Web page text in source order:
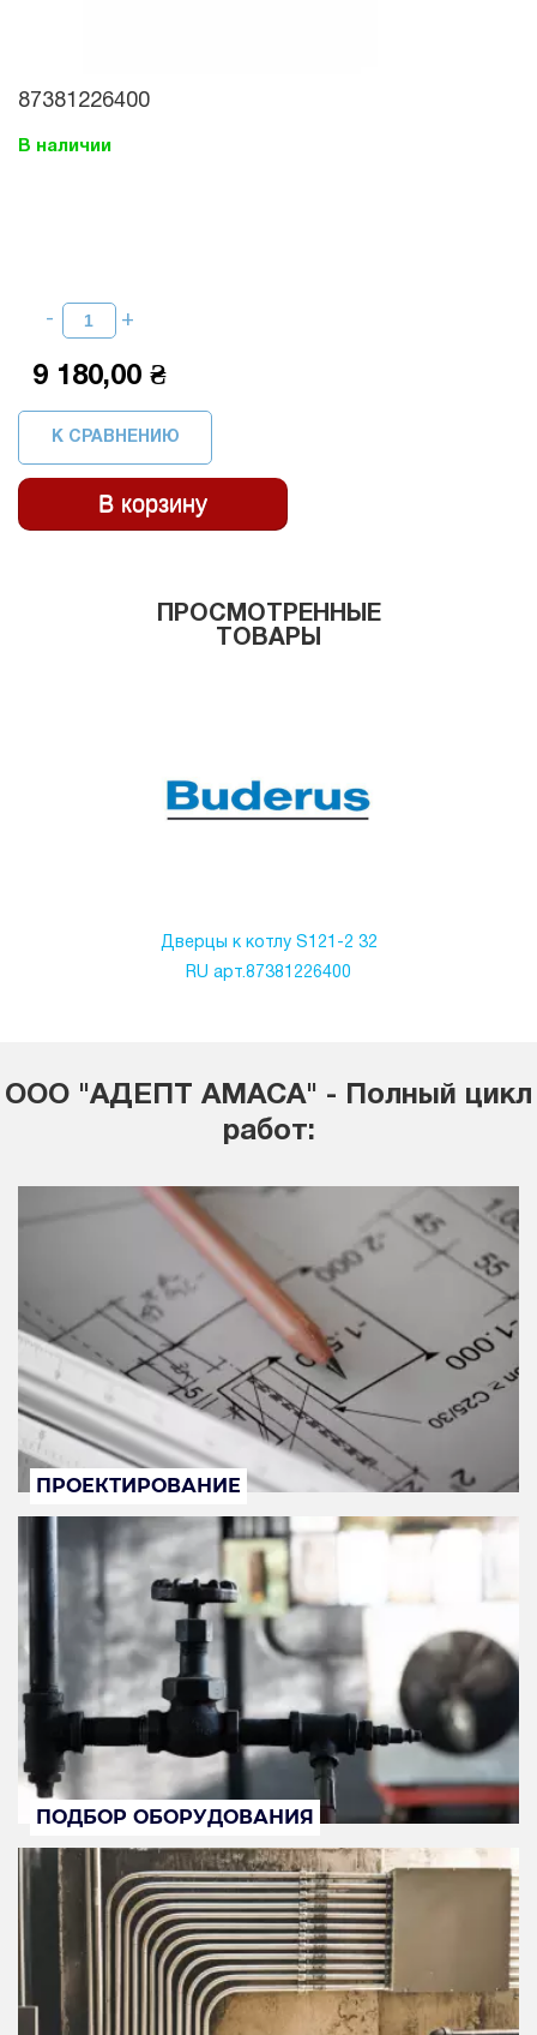
87381226400
9 180,00 ₴
К СРАВНЕНИЮ
В наличии
ПРОСМОТРЕННЫЕ
ТОВАРЫ
Дверцы к котлу S121-2 32
RU арт.87381226400
ООО "АДЕПТ АМАСА" - Полный цикл
работ:
ПРОЕКТИРОВАНИЕ
ПОДБОР ОБОРУДОВАНИЯ